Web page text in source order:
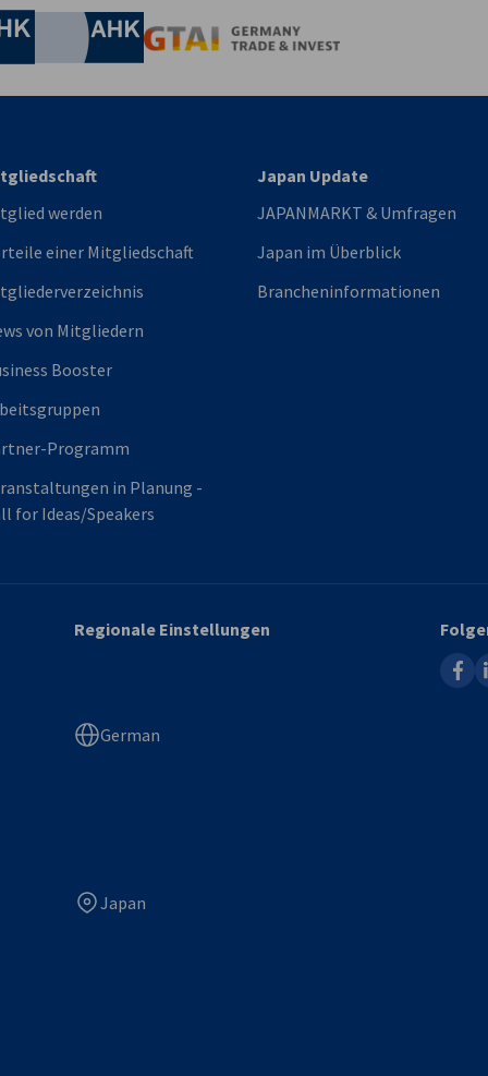
Industrie- und Handelskammer
Industrie- und Handelskammer
AHK.de
werden
einer Mitgliedschaft
von Mitgliedern
Booster
Programm
in Planung -
for Ideas/Speakers
Japan Update
JAPANMARKT & Umfragen
Japan im Überblick
Brancheninformationen
Regionale Einstellungen
German
Japan